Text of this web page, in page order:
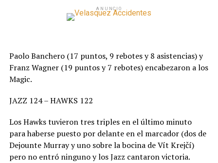
ANUNCIO
Paolo Banchero (17 puntos, 9 rebotes y 8 asistencias) y
Franz Wagner (19 puntos y 7 rebotes) encabezaron a los
Magic.
JAZZ 124 – HAWKS 122
Los Hawks tuvieron tres triples en el último minuto
para haberse puesto por delante en el marcador (dos de
Dejounte Murray y uno sobre la bocina de Vít Krejčí)
pero no entró ninguno y los Jazz cantaron victoria.